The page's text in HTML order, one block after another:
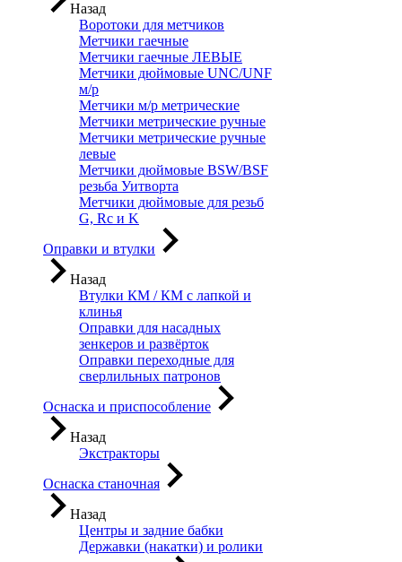
Назад
Воротоки для метчиков
Метчики гаечные
Метчики гаечные ЛЕВЫЕ
Метчики дюймовые UNC/UNF
м/р
Метчики м/р метрические
Метчики метрические ручные
Метчики метрические ручные
левые
Метчики дюймовые BSW/BSF
резьба Уитворта
Метчики дюймовые для резьб
G, Rc и K
Оправки и втулки
Назад
Втулки КМ / КМ с лапкой и
клинья
Оправки для насадных
зенкеров и развёрток
Оправки переходные для
сверлильных патронов
Оснаска и приспособление
Назад
Экстракторы
Оснаска станочная
Назад
Центры и задние бабки
Державки (накатки) и ролики